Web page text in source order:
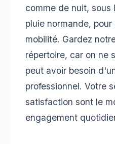
comme de nuit, sous
pluie normande,
mobilité. Gardez
répertoire, car on ne
peut avoir besoin
professionnel. Votre
satisfaction sont le
engagement